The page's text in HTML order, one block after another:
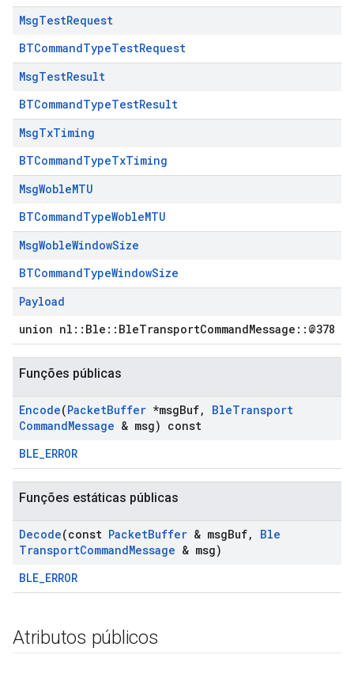
MsgTestRequest
BTCommandTypeTestRequest
MsgTestResult
BTCommandTypeTestResult
MsgTxTiming
BTCommandTypeTxTiming
MsgWobleMTU
BTCommandTypeWobleMTU
MsgWobleWindowSize
BTCommandTypeWindowSize
Payload
union nl::Ble::BleTransportCommandMessage::@378
Funções públicas
Encode(PacketBuffer *msgBuf, BleTransport
CommandMessage & msg) const
BLE_ERROR
Funções estáticas públicas
Decode(const PacketBuffer & msgBuf,
Ble
TransportCommandMessage & msg)
BLE_ERROR
Atributos públicos